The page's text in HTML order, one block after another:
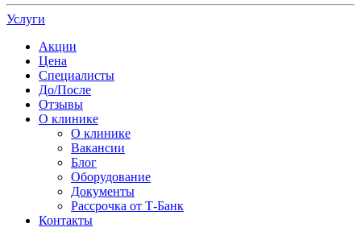
Услуги
Акции
Цена
Специалисты
До/После
Отзывы
О клинике
О клинике
Вакансии
Блог
Оборудование
Документы
Рассрочка от Т-Банк
Контакты